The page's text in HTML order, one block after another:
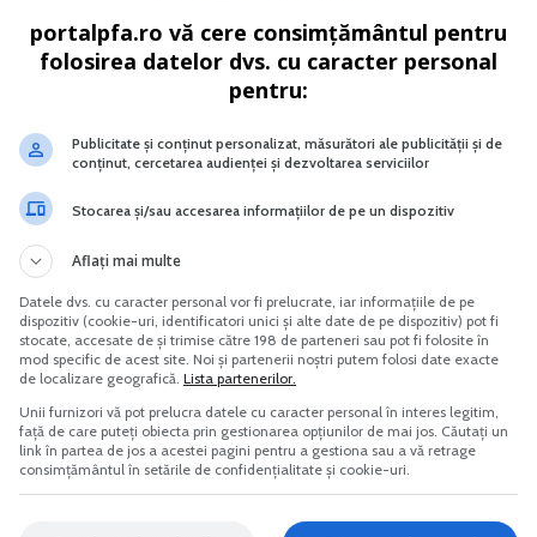
de inventariere Societati
comerciale PFA ONG
Cresterea prepelitelor japoneze
valoarea cladirii, in cazul unei cladiri finalizate in
unei cladiri, in ultimii 5 ani, din care reiese
evidentiaza distinct, impozitul pe cladiri se va stabili
portalpfa.ro vă cere consimțământul pentru
folosirea datelor dvs. cu caracter personal
pentru:
Publicitate și conținut personalizat, măsurători ale publicității și de
conținut, cercetarea audienței și dezvoltarea serviciilor
Stocarea și/sau accesarea informațiilor de pe un dispozitiv
Aflați mai multe
Datele dvs. cu caracter personal vor fi prelucrate, iar informațiile de pe
dispozitiv (cookie-uri, identificatori unici și alte date de pe dispozitiv) pot fi
stocate, accesate de și trimise către 198 de parteneri sau pot fi folosite în
mod specific de acest site. Noi și partenerii noștri putem folosi date exacte
de localizare geografică. Lista partenerilor.
Unii furnizori vă pot prelucra datele cu caracter personal în interes legitim,
față de care puteți obiecta prin gestionarea opțiunilor de mai jos. Căutați un
link în partea de jos a acestei pagini pentru a gestiona sau a vă retrage
consimțământul în setările de confidențialitate și cookie-uri.